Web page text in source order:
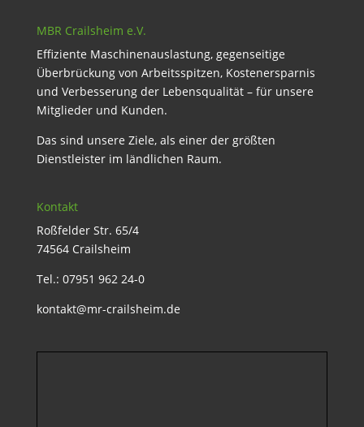
MBR Crailsheim e.V.
Effiziente Maschinenauslastung, gegenseitige
Überbrückung von Arbeitsspitzen, Kostenersparnis
und Verbesserung der Lebensqualität – für unsere
Mitglieder und Kunden.
Das sind unsere Ziele, als einer der größten
Dienstleister im ländlichen Raum.
Kontakt
Roßfelder Str. 65/4
74564 Crailsheim
Tel.: 07951 962 24-0
kontakt@mr-crailsheim.de